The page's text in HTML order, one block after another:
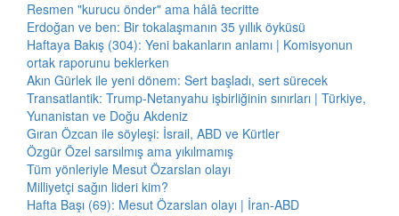
Resmen "kurucu önder" ama hâlâ tecritte
Erdoğan ve ben: Bir tokalaşmanın 35 yıllık öyküsü
Haftaya Bakış (304): Yeni bakanların anlamı | Komisyonun
ortak raporunu beklerken
Akın Gürlek ile yeni dönem: Sert başladı, sert sürecek
Transatlantik: Trump-Netanyahu işbirliğinin sınırları | Türkiye,
Yunanistan ve Doğu Akdeniz
Gıran Özcan ile söyleşi: İsrail, ABD ve Kürtler
Özgür Özel sarsılmış ama yıkılmamış
Tüm yönleriyle Mesut Özarslan olayı
Milliyetçi sağın lideri kim?
Hafta Başı (69): Mesut Özarslan olayı | İran-ABD